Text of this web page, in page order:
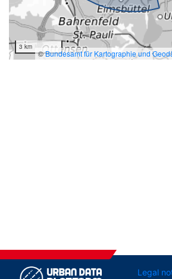
3 km
©Bundesamt für Kartographie und
Legal